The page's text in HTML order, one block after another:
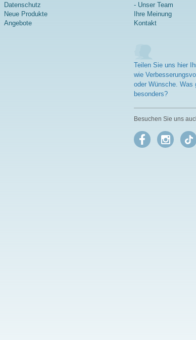
Datenschutz
Neue Produkte
Angebote
- Unser Team
Ihre Meinung
Kontakt
Teilen Sie uns hier
wie
oder Wünsche. Was
besonders?
Besuchen Sie uns